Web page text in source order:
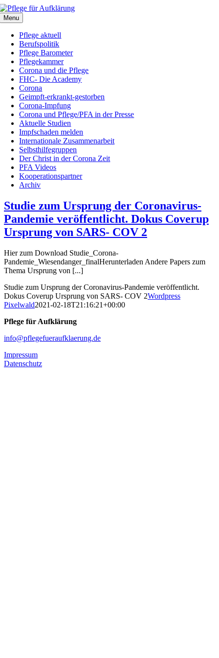
Zum
Inhalt
springen
Menu
Pflege aktuell
Berufspolitik
Pflege Barometer
Pflegekammer
Corona und die Pflege
FHC- Die Academy
Corona
Geimpft-erkrankt-gestorben
Corona-Impfung
Corona und Pflege/PFA in der Presse
Aktuelle Studien
Impfschaden melden
Internationale Zusammenarbeit
Selbsthilfegruppen
Der Christ in der Corona Zeit
PFA Videos
Kooperationspartner
Archiv
Studie zum Ursprung der Coronavirus-
Pandemie veröffentlicht. Dokus Coverup
Ursprung von SARS- COV 2
Hier zum Download Studie_Corona-
Pandemie_Wiesendanger_finalHerunterladen Andere Papers zum
Thema Ursprung von [...]
Studie zum Ursprung der Coronavirus-Pandemie veröffentlicht.
Dokus Coverup Ursprung von SARS- COV 2Wordpress
Pixelwald2021-02-18T21:16:21+00:00
Pflege für Aufklärung
info@pflegefueraufklaerung.de
Impressum
Datenschutz